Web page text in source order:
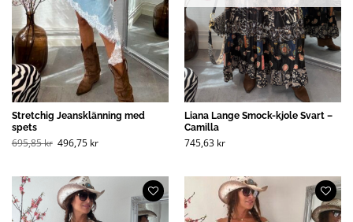
Stretchig Jeansklänning med
spets
695,85kr Opprinnelig
pris
(NOK).
496,75 krNåværende
(NOK).
Liana Lange Smock-kjole Svart –
Camilla
745,63 kr